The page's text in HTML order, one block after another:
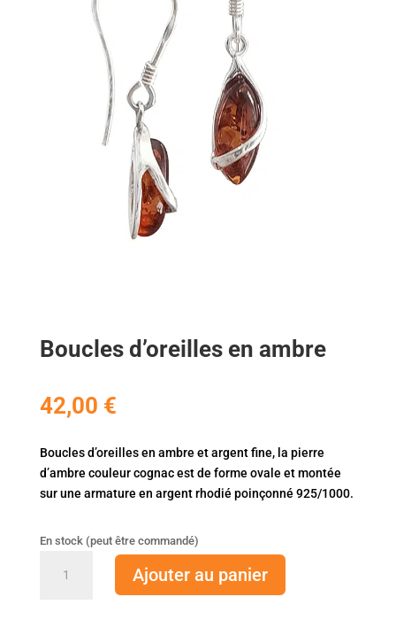
Boucles d’oreilles en ambre
42,00 €
Boucles d’oreilles en ambre et argent fine, la pierre
d’ambre couleur cognac est de forme ovale et montée
sur une armature en argent rhodié poinçonné 925/1000.
En stock (peut être commandé)
Ajouter au panier